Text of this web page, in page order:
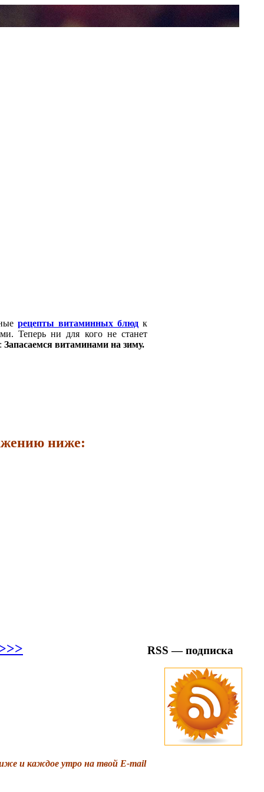
рецепты витаминных блюд к
Теперь ни для кого не станет
Запасаемся витаминами на зиму.
ниже:
и каждое утро на твой E-mail
RSS — подписка